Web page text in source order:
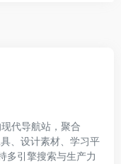
代导航站，聚合
、设计素材、学习平
多引擎搜索与生产力